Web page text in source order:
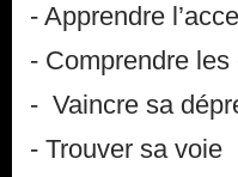
- Apprendre
- Comprendre
- Vaincre sa
- Trouver sa voie